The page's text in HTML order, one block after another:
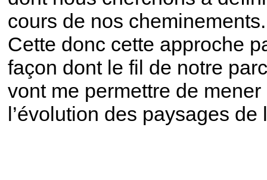
cours de nos cheminements.
Cette donc cette approche
façon dont le fil de notre
vont me permettre de
l’évolution des paysages